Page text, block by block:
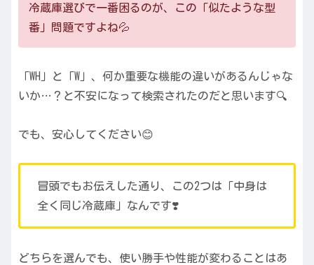
冷蔵庫選びで一番困るのが、この「似たような型
番」問題ですよね💦
「WH」と「W」、何か重要な機能の違いがあるんじゃな
いか…？と不安になって検索されたのだと思います🔍
でも、安心してください😊
冒頭でもお伝えした通り、この2つは「中身は
全く同じ冷蔵庫」なんです❣️
どちらを選んでも、使い勝手や性能が変わることはあ